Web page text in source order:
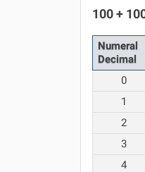
Química
Todos os
100 +
Numeral
Decimal
0
1
2
3
4